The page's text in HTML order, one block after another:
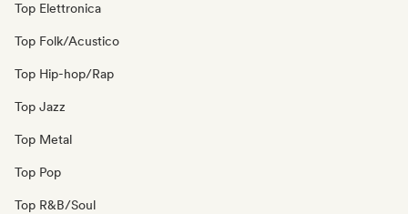
Top Elettronica
Top Folk/Acustico
Top Hip-hop/Rap
Top Jazz
Top Metal
Top Pop
Top R&B/Soul